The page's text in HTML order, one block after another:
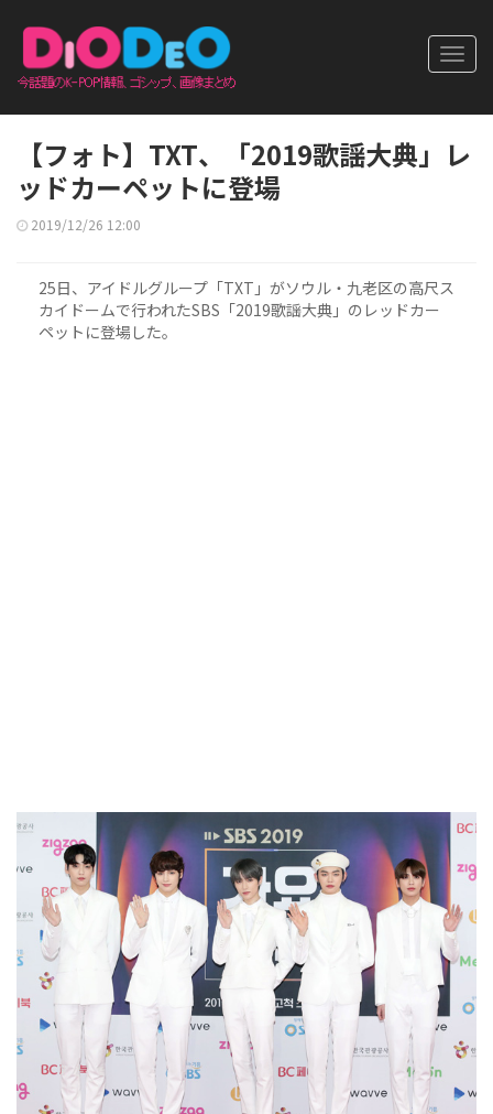
【フォト】TXT、「2019歌謡大典」レ
ッドカーペットに登場
2019/12/26 12:00
25日、アイドルグループ「TXT」がソウル・九老区の高尺ス
カイドームで行われたSBS「2019歌謡大典」のレッドカー
ペットに登場した。